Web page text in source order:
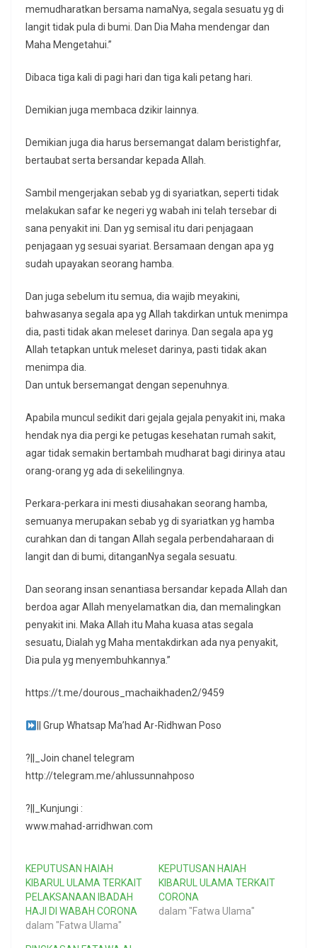
memudharatkan bersama namaNya, segala sesuatu yg di
langit tidak pula di bumi. Dan Dia Maha mendengar dan
Maha Mengetahui.”
Dibaca tiga kali di pagi hari dan tiga kali petang hari.
Demikian juga membaca dzikir lainnya.
Demikian juga dia harus bersemangat dalam beristighfar,
bertaubat serta bersandar kepada Allah.
Sambil mengerjakan sebab yg di syariatkan, seperti tidak
melakukan safar ke negeri yg wabah ini telah tersebar di
sana penyakit ini. Dan yg semisal itu dari penjagaan
penjagaan yg sesuai syariat. Bersamaan dengan apa yg
sudah upayakan seorang hamba.
Dan juga sebelum itu semua, dia wajib meyakini,
bahwasanya segala apa yg Allah takdirkan untuk menimpa
dia, pasti tidak akan meleset darinya. Dan segala apa yg
Allah tetapkan untuk meleset darinya, pasti tidak akan
menimpa dia.
Dan untuk bersemangat dengan sepenuhnya.
Apabila muncul sedikit dari gejala gejala penyakit ini, maka
hendak nya dia pergi ke petugas kesehatan rumah sakit,
agar tidak semakin bertambah mudharat bagi dirinya atau
orang-orang yg ada di sekelilingnya.
Perkara-perkara ini mesti diusahakan seorang hamba,
semuanya merupakan sebab yg di syariatkan yg hamba
curahkan dan di tangan Allah segala perbendaharaan di
langit dan di bumi, ditanganNya segala sesuatu.
Dan seorang insan senantiasa bersandar kepada Allah dan
berdoa agar Allah menyelamatkan dia, dan memalingkan
penyakit ini. Maka Allah itu Maha kuasa atas segala
sesuatu, Dialah yg Maha mentakdirkan ada nya penyakit,
Dia pula yg menyembuhkannya.”
https://t.me/dourous_machaikhaden2/9459
|| Grup Whatsap Ma’had Ar-Ridhwan Poso
?||_Join chanel telegram
http://telegram.me/ahlussunnahposo
?||_Kunjungi :
www.mahad-arridhwan.com
KEPUTUSAN HAIAH
KIBARUL ULAMA TERKAIT
PELAKSANAAN IBADAH
HAJI DI WABAH CORONA
dalam "Fatwa Ulama"
KEPUTUSAN HAIAH
KIBARUL ULAMA TERKAIT
CORONA
dalam "Fatwa Ulama"